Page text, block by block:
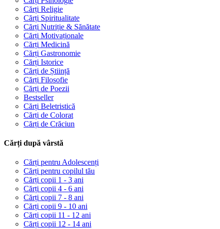
Cărți Religie
Cărți Spiritualitate
Cărți Nutriție & Sănătate
Cărți Motivaționale
Cărți Medicină
Cărți Gastronomie
Cărți Istorice
Cărți de Știință
Cărți Filosofie
Cărți de Poezii
Bestseller
Cărți Beletristică
Cărți de Colorat
Cărți de Crăciun
Cărți după vârstă
Cărți pentru Adolescenți
Cărți pentru copilul tău
Cărți copii 1 - 3 ani
Cărți copii 4 - 6 ani
Cărți copii 7 - 8 ani
Cărți copii 9 - 10 ani
Cărți copii 11 - 12 ani
Cărți copii 12 - 14 ani